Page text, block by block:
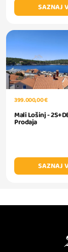
SAZNAJ
399.000,00 €
Mali Lošinj -
Prodaja
SAZNAJ